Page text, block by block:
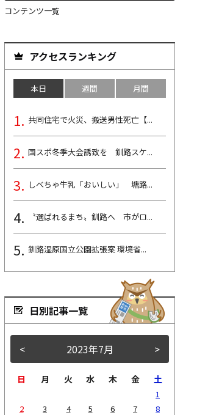
コンテンツ一覧
アクセスランキング
本日 週間 月間
共同住宅で火災、搬送男性死亡【...
国スポ冬季大会誘致を 釧路スケ...
しべちゃ牛乳「おいしい」 塘路...
〝選ばれるまち〟釧路へ 市がロ...
釧路湿原国立公園拡張案 環境省...
日別記事一覧
< >
2023年7月
日 月 火 水 木 金 土
1
2
3 4 5 6 7
8